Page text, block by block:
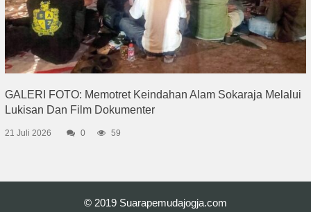
GALERI FOTO: Memotret Keindahan Alam Sokaraja Melalui
Lukisan Dan Film Dokumenter
21 Juli 2026 0 59
© 2019 Suarapemudajogja.com